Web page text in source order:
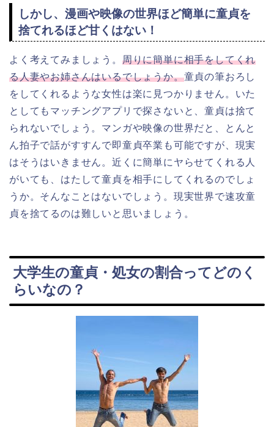
しかし、漫画や映像の世界ほど簡単に童貞を
捨てれるほど甘くはない！
よく考えてみましょう。 周りに簡単に相手をしてくれ
る人妻やお姉さんはいるでしょうか。童貞の筆おろし
をしてくれるような女性は楽に見つかりません。いた
としてもマッチングアプリで探さないと、童貞は捨て
られないでしょう。マンガや映像の世界だと、とんと
ん拍子で話がすすんで即童貞卒業も可能ですが、現実
はそうはいきません。近くに簡単にヤらせてくれる人
がいても、はたして童貞を相手にしてくれるのでしょ
うか。そんなことはないでしょう。現実世界で速攻童
貞を捨てるのは難しいと思いましょう。
大学生の童貞・処女の割合ってどのく
らいなの？